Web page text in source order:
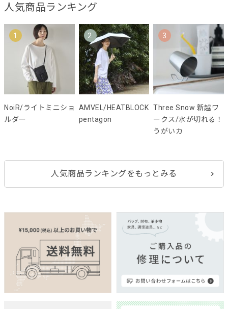
人気商品ランキング
1
NoiR/ライトミニショ
ルダー
2
AMVEL/HEATBLOCK
pentagon
3
Three Snow 新越ワ
ークス/水が切れる！
うがいカ
人気商品ランキングをもっとみる